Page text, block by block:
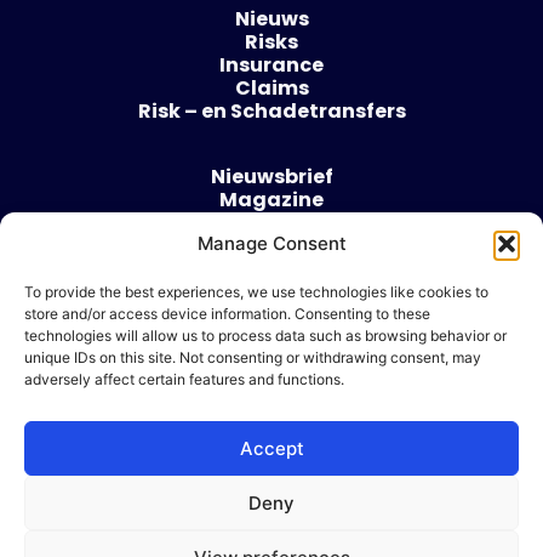
Manage Consent
To provide the best experiences, we use technologies like cookies to
store and/or access device information. Consenting to these
technologies will allow us to process data such as browsing behavior or
unique IDs on this site. Not consenting or withdrawing consent, may
adversely affect certain features and functions.
Accept
Deny
Nieuws
Risks
Insurance
Claims
Risk – en Schadetransfers
Nieuwsbrief
Magazine
Over
Algemene voorwaarden
Cookie beleid
Ik wil adverteren
© 2026 Risk & Business